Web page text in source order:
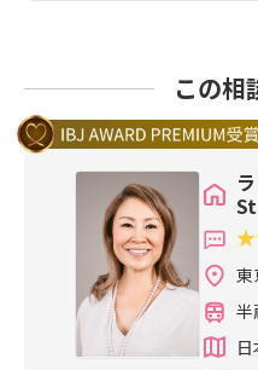
この相
東
半